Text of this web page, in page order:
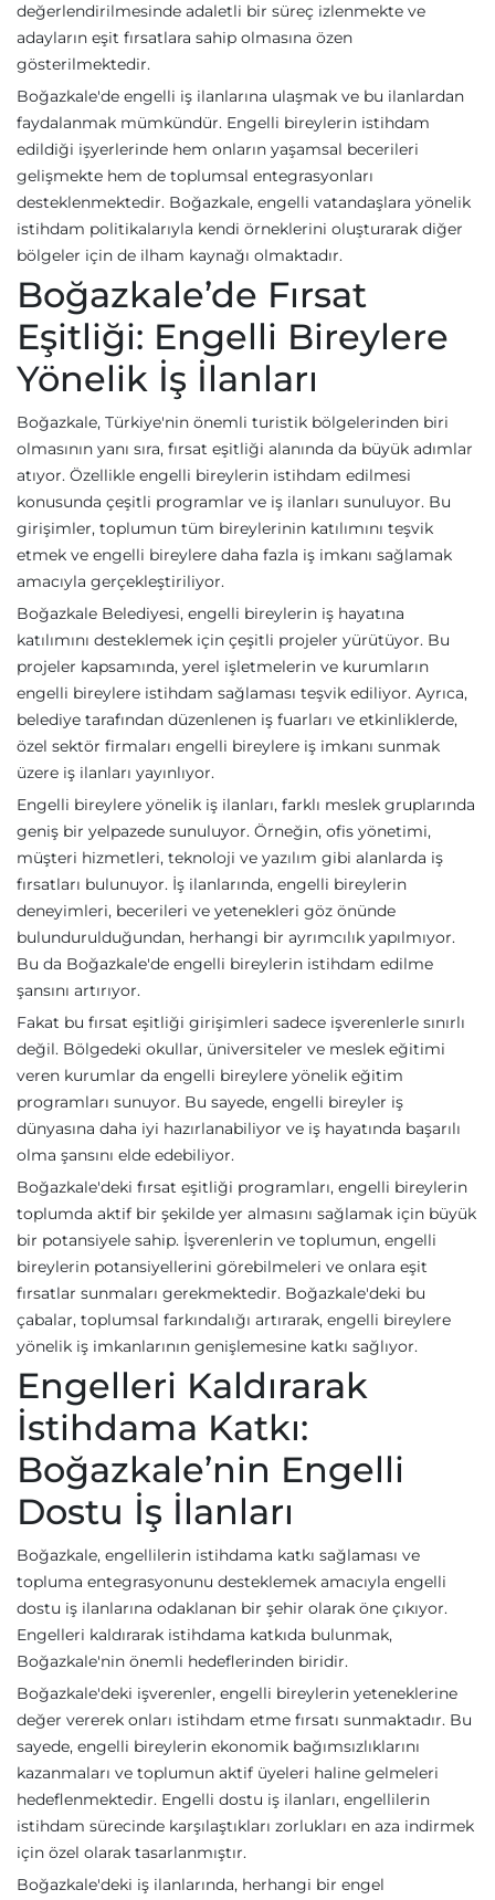
değerlendirilmesinde adaletli bir süreç izlenmekte ve
adayların eşit fırsatlara sahip olmasına özen
gösterilmektedir.
Boğazkale'de engelli iş ilanlarına ulaşmak ve bu ilanlardan
faydalanmak mümkündür. Engelli bireylerin istihdam
edildiği işyerlerinde hem onların yaşamsal becerileri
gelişmekte hem de toplumsal entegrasyonları
desteklenmektedir. Boğazkale, engelli vatandaşlara yönelik
istihdam politikalarıyla kendi örneklerini oluşturarak diğer
bölgeler için de ilham kaynağı olmaktadır.
Boğazkale’de Fırsat
Eşitliği: Engelli Bireylere
Yönelik İş İlanları
Boğazkale, Türkiye'nin önemli turistik bölgelerinden biri
olmasının yanı sıra, fırsat eşitliği alanında da büyük adımlar
atıyor. Özellikle engelli bireylerin istihdam edilmesi
konusunda çeşitli programlar ve iş ilanları sunuluyor. Bu
girişimler, toplumun tüm bireylerinin katılımını teşvik
etmek ve engelli bireylere daha fazla iş imkanı sağlamak
amacıyla gerçekleştiriliyor.
Boğazkale Belediyesi, engelli bireylerin iş hayatına
katılımını desteklemek için çeşitli projeler yürütüyor. Bu
projeler kapsamında, yerel işletmelerin ve kurumların
engelli bireylere istihdam sağlaması teşvik ediliyor. Ayrıca,
belediye tarafından düzenlenen iş fuarları ve etkinliklerde,
özel sektör firmaları engelli bireylere iş imkanı sunmak
üzere iş ilanları yayınlıyor.
Engelli bireylere yönelik iş ilanları, farklı meslek gruplarında
geniş bir yelpazede sunuluyor. Örneğin, ofis yönetimi,
müşteri hizmetleri, teknoloji ve yazılım gibi alanlarda iş
fırsatları bulunuyor. İş ilanlarında, engelli bireylerin
deneyimleri, becerileri ve yetenekleri göz önünde
bulundurulduğundan, herhangi bir ayrımcılık yapılmıyor.
Bu da Boğazkale'de engelli bireylerin istihdam edilme
şansını artırıyor.
Fakat bu fırsat eşitliği girişimleri sadece işverenlerle sınırlı
değil. Bölgedeki okullar, üniversiteler ve meslek eğitimi
veren kurumlar da engelli bireylere yönelik eğitim
programları sunuyor. Bu sayede, engelli bireyler iş
dünyasına daha iyi hazırlanabiliyor ve iş hayatında başarılı
olma şansını elde edebiliyor.
Boğazkale'deki fırsat eşitliği programları, engelli bireylerin
toplumda aktif bir şekilde yer almasını sağlamak için büyük
bir potansiyele sahip. İşverenlerin ve toplumun, engelli
bireylerin potansiyellerini görebilmeleri ve onlara eşit
fırsatlar sunmaları gerekmektedir. Boğazkale'deki bu
çabalar, toplumsal farkındalığı artırarak, engelli bireylere
yönelik iş imkanlarının genişlemesine katkı sağlıyor.
Engelleri Kaldırarak
İstihdama Katkı:
Boğazkale’nin Engelli
Dostu İş İlanları
Boğazkale, engellilerin istihdama katkı sağlaması ve
topluma entegrasyonunu desteklemek amacıyla engelli
dostu iş ilanlarına odaklanan bir şehir olarak öne çıkıyor.
Engelleri kaldırarak istihdama katkıda bulunmak,
Boğazkale'nin önemli hedeflerinden biridir.
Boğazkale'deki işverenler, engelli bireylerin yeteneklerine
değer vererek onları istihdam etme fırsatı sunmaktadır. Bu
sayede, engelli bireylerin ekonomik bağımsızlıklarını
kazanmaları ve toplumun aktif üyeleri haline gelmeleri
hedeflenmektedir. Engelli dostu iş ilanları, engellilerin
istihdam sürecinde karşılaştıkları zorlukları en aza indirmek
için özel olarak tasarlanmıştır.
Boğazkale'deki iş ilanlarında, herhangi bir engel